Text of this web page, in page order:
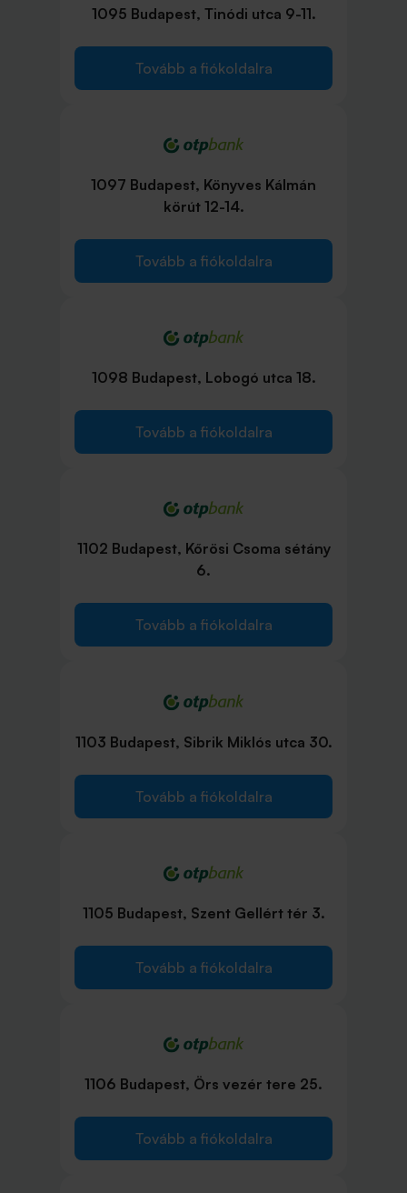
1095 Budapest, Tinódi utca 9-11.
Tovább a fiókoldalra
1097 Budapest, Könyves Kálmán
körút 12-14.
Tovább a fiókoldalra
1098 Budapest, Lobogó utca 18.
Tovább a fiókoldalra
1102 Budapest, Kőrösi Csoma sétány
6.
Tovább a fiókoldalra
1103 Budapest, Sibrik Miklós utca 30.
Tovább a fiókoldalra
1105 Budapest, Szent Gellért tér 3.
Tovább a fiókoldalra
1106 Budapest, Örs vezér tere 25.
Tovább a fiókoldalra